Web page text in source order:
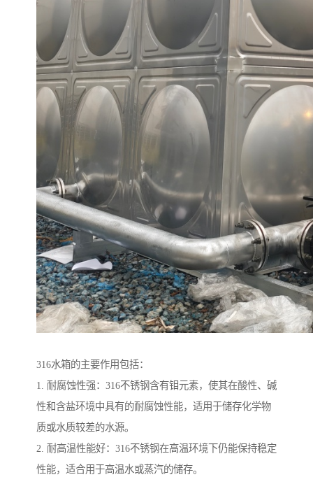
316水箱的主要作用包括：
1. 耐腐蚀性强：316不锈钢含有钼元素，使其在酸性、碱
性和含盐环境中具有的耐腐蚀性能，适用于储存化学物
质或水质较差的水源。
2. 耐高温性能好：316不锈钢在高温环境下仍能保持稳定
性能，适合用于高温水或蒸汽的储存。